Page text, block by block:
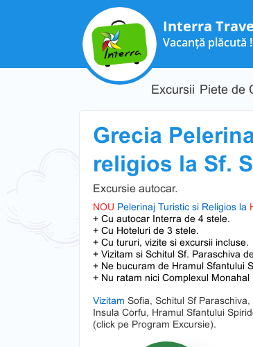
Interra
Vacanță plăcută !
Excursii Piete de
Grecia
religios la Sf.
Excursie autocar.
NOU Pelerinaj Turistic si Religios la
+ Cu autocar Interra de 4 stele.
+ Cu Hoteluri de 3 stele.
+ Cu tururi, vizite si excursii incluse.
+ Vizitam si Schitul Sf. Paraschiva
+ Ne bucuram de Hramul Sfantului
+ Nu ratam nici Complexul Monahal
Vizitam Sofia, Schitul Sf
Insula Corfu, Hramul Sfantului
(click pe Program Excursie).